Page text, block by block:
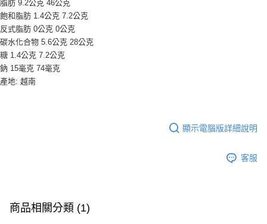
※ 交易是否成功請以「AFTEE先享後付 」之結帳頁面顯示為準，若有關於
是否繳費成功／繳費後需取消欲退款等相關疑問，請聯繫「AFTEE先享後付
客戶支援中心」https://netprotections.freshdesk.com/support/home
１．透過由恩沛科技股份有限公司提供之「AFTEE先享後付」服務完成之交
易，需依本服務之必要範圍內提供個人資料，並將交易相關給付款項請求債
權轉讓予恩沛科技股份有限公司。
「AFTEE先享後付」，若未經同意申辦者引起之損失，本公司不負相關責
時審查核予不同之上限額度；若仍有額度不足之情形，本公司將視審查結果
kg
每筆NT$90，滿NT$990(含以上)免運費
付款後7-11取貨-重量限制含紙箱10kg，請控制商品重量在9~
9.5kg
每筆NT$90，滿NT$990(含以上)免運費
脂肪 9.2公克 46公克
飽和脂肪 1.4公克 7.2公克
反式脂肪 0公克 0公克
碳水化合物 5.6公克 28公克
糖 1.4公克 7.2公克
鈉 15毫克 74毫克
產地: 越南
顯示電腦版詳細說明
客服
商品相關分類 (1)